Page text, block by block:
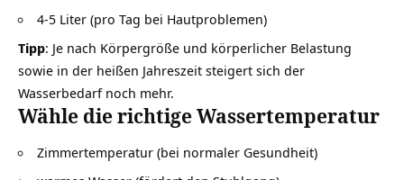
4-5 Liter (pro Tag bei Hautproblemen)
Tipp: Je nach Körpergröße und körperlicher Belastung
sowie in der heißen Jahreszeit steigert sich der
Wasserbedarf noch mehr.
Wähle die richtige Wassertemperatur
Zimmertemperatur (bei normaler Gesundheit)